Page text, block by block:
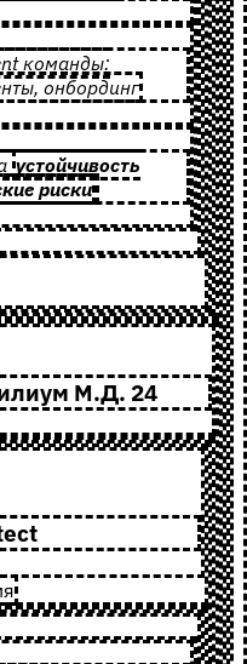
команды:
онбординг
устойчивость
риски
М.Д. 24